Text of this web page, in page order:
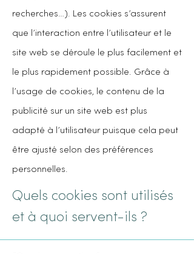
recherches…). Les cookies s’assurent
que l’interaction entre l’utilisateur et le
site web se déroule le plus facilement et
le plus rapidement possible. Grâce à
l’usage de cookies, le contenu de la
publicité sur un site web est plus
adapté à l’utilisateur puisque cela peut
être ajusté selon des préférences
personnelles.
Quels cookies sont utilisés
et à quoi servent-ils ?